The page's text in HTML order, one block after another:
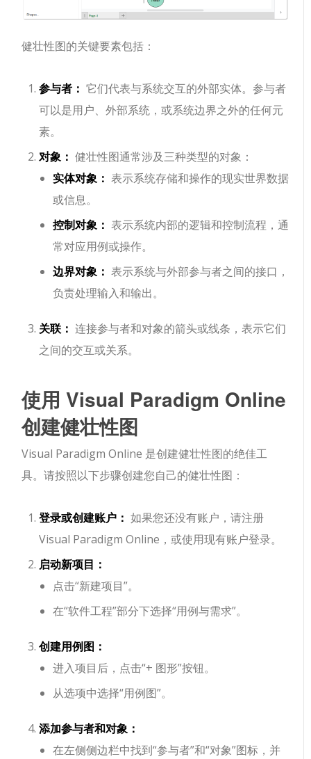
健壮性图的关键要素包括：
参与者： 它们代表与系统交互的外部实体。参与者
可以是用户、外部系统，或系统边界之外的任何元
素。
对象： 健壮性图通常涉及三种类型的对象：
实体对象： 表示系统存储和操作的现实世界数据
或信息。
控制对象： 表示系统内部的逻辑和控制流程，通
常对应用例或操作。
边界对象： 表示系统与外部参与者之间的接口，
负责处理输入和输出。
关联： 连接参与者和对象的箭头或线条，表示它们
之间的交互或关系。
使用 Visual Paradigm Online
创建健壮性图
Visual Paradigm Online 是创建健壮性图的绝佳工
具。请按照以下步骤创建您自己的健壮性图：
登录或创建账户： 如果您还没有账户，请注册
Visual Paradigm Online，或使用现有账户登录。
启动新项目：
点击“新建项目”。
在“软件工程”部分下选择“用例与需求”。
创建用例图：
进入项目后，点击“+ 图形”按钮。
从选项中选择“用例图”。
添加参与者和对象：
在左侧侧边栏中找到“参与者”和“对象”图标，并